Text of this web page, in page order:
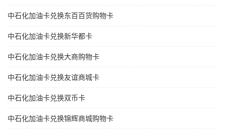
中石化加油卡兑换东百百货购物卡
中石化加油卡兑换新华都卡
中石化加油卡兑换大商购物卡
中石化加油卡兑换友谊商城卡
中石化加油卡兑换双币卡
中石化加油卡兑换锦辉商城购物卡